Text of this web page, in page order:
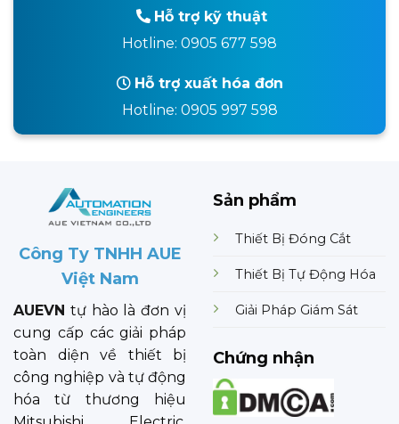
Hỗ trợ kỹ thuật
Hotline: 0905 677 598
Hỗ trợ xuất hóa đơn
Hotline: 0905 997 598
Công Ty TNHH AUE
Việt Nam
AUEVN tự hào là đơn vị
cung cấp các giải pháp
toàn diện về thiết bị
công nghiệp và tự động
hóa từ thương hiệu
Sản phẩm
Thiết Bị Đóng Cắt
Thiết Bị Tự Động Hóa
Giải Pháp Giám Sát
Chứng nhận